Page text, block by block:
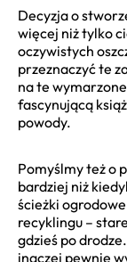
Decyzja o
więcej niż tylko
oczywistych
przeznaczyć te
na te
fascynującą
powody.
Pomyślmy też o
bardziej niż
ścieżki ogrodowe
recyklingu –
gdzieś po
inaczej pewnie